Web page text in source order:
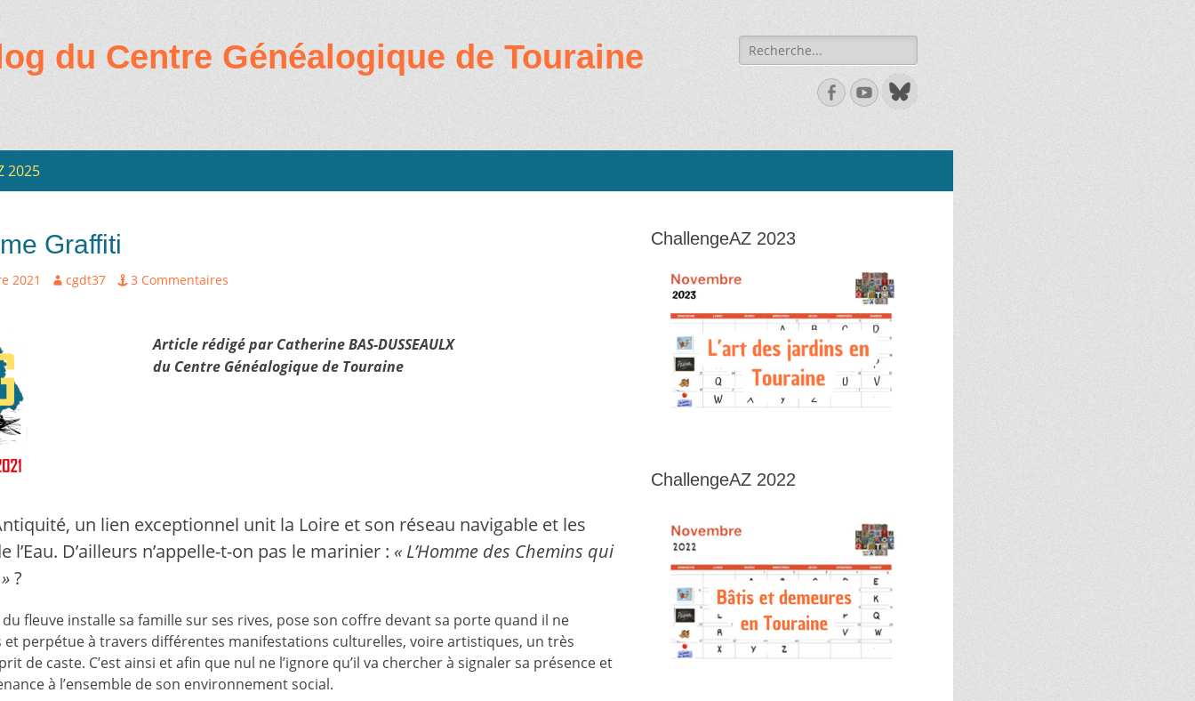
du Centre Généalogique de Touraine
Recherche
de:
Facebook
Youtube
2025
Graffiti
2021 Auteur
cgdt37 3 Commentaires
Article rédigé par Catherine BAS-DUSSEAULX
du Centre Généalogique de Touraine
un lien exceptionnel unit la Loire et son réseau navigable et les
l’Eau. D’ailleurs n’appelle-t-on pas le marinier : « L’Homme des Chemins qui
»?
fleuve installe sa famille sur ses rives, pose son coffre devant sa porte quand il ne
et perpétue à travers différentes manifestations culturelles, voire artistiques, un très
de caste. C’est ainsi et afin que nul ne l’ignore qu’il va chercher à signaler sa présence et
à l’ensemble de son environnement social.
ChallengeAZ 2023
ChallengeAZ 2022